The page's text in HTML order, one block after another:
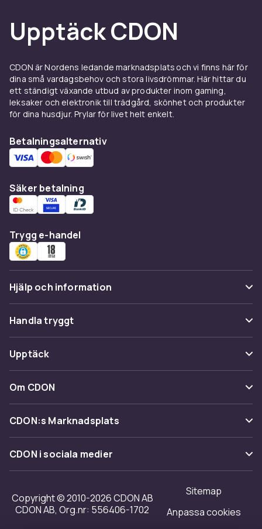
Upptäck CDON
CDON är Nordens ledande marknadsplats och vi finns här för
dina små vardagsbehov och stora livsdrömmar. Här hittar du
ett ständigt växande utbud av produkter inom gaming,
leksaker och elektronik till trädgård, skönhet och produkter
för dina husdjur. Prylar för livet helt enkelt.
Betalningsalternativ
Säker betalning
Trygg e-handel
Hjälp och information
Vanliga frågor
Spåra paket
Ångra & Returnera här
Kundservice
Handla tryggt
Betalning
Leverans
Återkallelser
Upptäck
Kategorier
Varumärken
Shopit.se
Om CDON
Om oss
Kundrecensioner
Tillgänglighet
CDON:s Marknadsplats
Sälj på CDON
Bli affiliate
Regler & kvalitet
Merchant Help Center
CDON i sociala medier
Copyright © 2010-2026 CDON AB
CDON AB, Org.nr: 556406-1702
Sitemap
Anpassa cookies